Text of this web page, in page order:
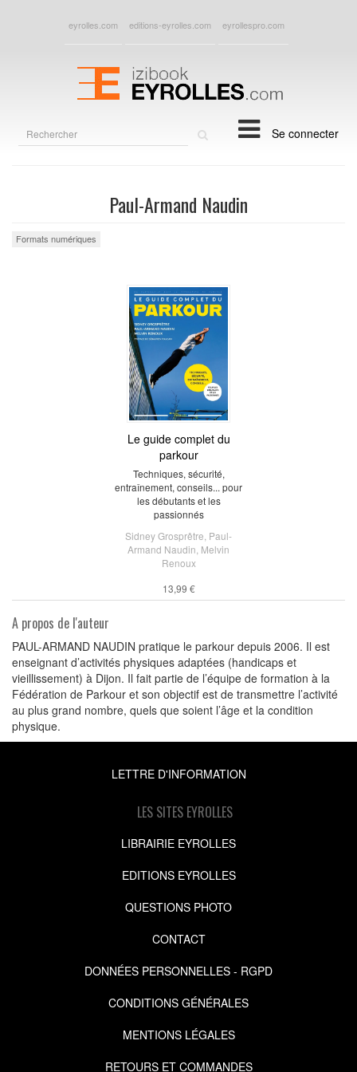
eyrolles.com editions-eyrolles.com eyrollespro.com
Se connecter
Paul-Armand Naudin
Formats numériques
Le guide complet du
parkour
Techniques, sécurité,
entraînement, conseils... pour
les débutants et les
passionnés
Sidney Grosprêtre Paul-
Armand Naudin Melvin
Renoux
13,99 €
A propos de l'auteur
PAUL-ARMAND NAUDIN pratique le parkour depuis 2006. Il est
enseignant d’activités physiques adaptées (handicaps et
vieillissement) à Dijon. Il fait partie de l’équipe de formation à la
Fédération de Parkour et son objectif est de transmettre l’activité
au plus grand nombre, quels que soient l’âge et la condition
physique.
LETTRE D'INFORMATION
LES SITES EYROLLES
LIBRAIRIE EYROLLES
EDITIONS EYROLLES
QUESTIONS PHOTO
CONTACT
DONNÉES PERSONNELLES - RGPD
CONDITIONS GÉNÉRALES
MENTIONS LÉGALES
RETOURS ET COMMANDES